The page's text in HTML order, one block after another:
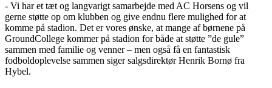
- Vi har et tæt og langvarigt samarbejde med AC Horsens og vil
gerne støtte op om klubben og give endnu flere mulighed for at
komme på stadion. Det er vores ønske, at mange af børnene på
GroundCollege kommer på stadion for både at støtte ”de gule”
sammen med familie og venner – men også få en fantastisk
fodboldoplevelse sammen siger salgsdirektør Henrik Bornø fra
Hybel.